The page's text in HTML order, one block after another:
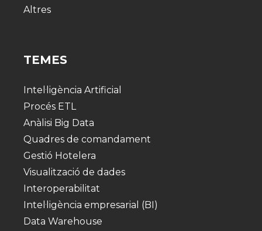
Altres
TEMES
Intel·ligència Artificial
Procés ETL
Anàlisi Big Data
Quadres de comandament
Gestió Hotelera
Visualització de dades
Interoperabilitat
Intel·ligència empresarial (BI)
Data Warehouse